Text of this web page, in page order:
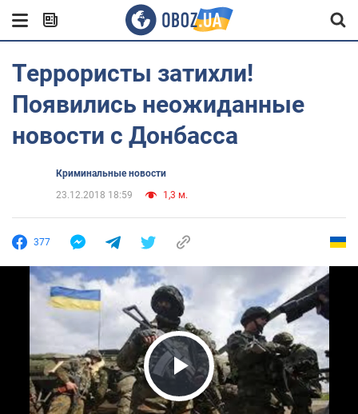
Террористы затихли!
Появились неожиданные
новости с Донбасса
Криминальные новости
23.12.2018 18:59
1,3 м.
377
Play Video